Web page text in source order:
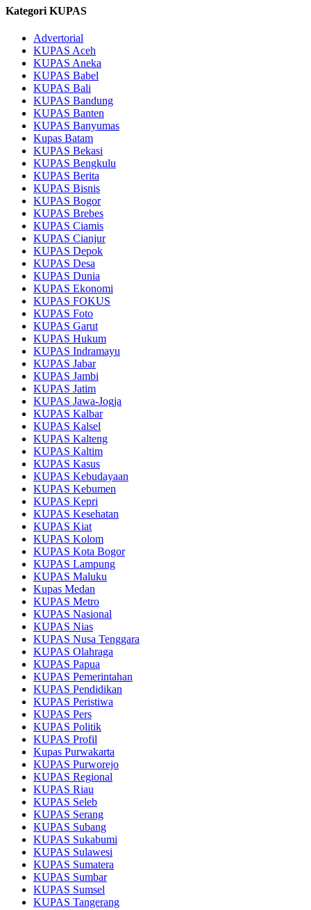
Kategori KUPAS
Advertorial
KUPAS Aceh
KUPAS Aneka
KUPAS Babel
KUPAS Bali
KUPAS Bandung
KUPAS Banten
KUPAS Banyumas
Kupas Batam
KUPAS Bekasi
KUPAS Bengkulu
KUPAS Berita
KUPAS Bisnis
KUPAS Bogor
KUPAS Brebes
KUPAS Ciamis
KUPAS Cianjur
KUPAS Depok
KUPAS Desa
KUPAS Dunia
KUPAS Ekonomi
KUPAS FOKUS
KUPAS Foto
KUPAS Garut
KUPAS Hukum
KUPAS Indramayu
KUPAS Jabar
KUPAS Jambi
KUPAS Jatim
KUPAS Jawa-Jogja
KUPAS Kalbar
KUPAS Kalsel
KUPAS Kalteng
KUPAS Kaltim
KUPAS Kasus
KUPAS Kebudayaan
KUPAS Kebumen
KUPAS Kepri
KUPAS Kesehatan
KUPAS Kiat
KUPAS Kolom
KUPAS Kota Bogor
KUPAS Lampung
KUPAS Maluku
Kupas Medan
KUPAS Metro
KUPAS Nasional
KUPAS Nias
KUPAS Nusa Tenggara
KUPAS Olahraga
KUPAS Papua
KUPAS Pemerintahan
KUPAS Pendidikan
KUPAS Peristiwa
KUPAS Pers
KUPAS Politik
KUPAS Profil
Kupas Purwakarta
KUPAS Purworejo
KUPAS Regional
KUPAS Riau
KUPAS Seleb
KUPAS Serang
KUPAS Subang
KUPAS Sukabumi
KUPAS Sulawesi
KUPAS Sumatera
KUPAS Sumbar
KUPAS Sumsel
KUPAS Tangerang